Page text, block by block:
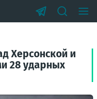
Херсонской и
28 ударных